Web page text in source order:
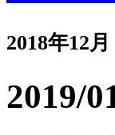
2018年12
2019/